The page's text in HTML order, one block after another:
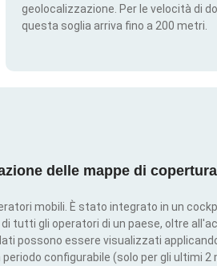
geolocalizzazione. Per le velocità di
questa soglia arriva fino a 200 metri.
delle mappe di
mobili. È stato integrato in un
tutti gli operatori di un paese, oltre
possono essere visualizzati
periodo configurabile (solo per gli ultimi 2